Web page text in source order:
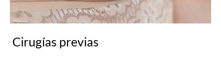
Cirugías previas